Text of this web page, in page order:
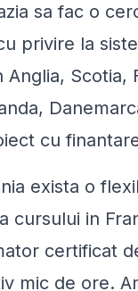
sa fac o
privire la
Anglia, Scotia,
cu
exista o
cursului in
certificat
mic de ore.